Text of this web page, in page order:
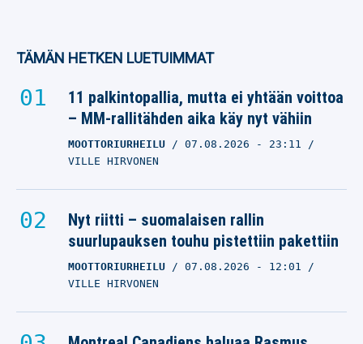
TÄMÄN HETKEN LUETUIMMAT
11 palkintopallia, mutta ei yhtään voittoa
– MM-rallitähden aika käy nyt vähiin
MOOTTORIURHEILU 07.08.2026 - 23:11
VILLE HIRVONEN
Nyt riitti – suomalaisen rallin
suurlupauksen touhu pistettiin pakettiin
MOOTTORIURHEILU 07.08.2026 - 12:01
VILLE HIRVONEN